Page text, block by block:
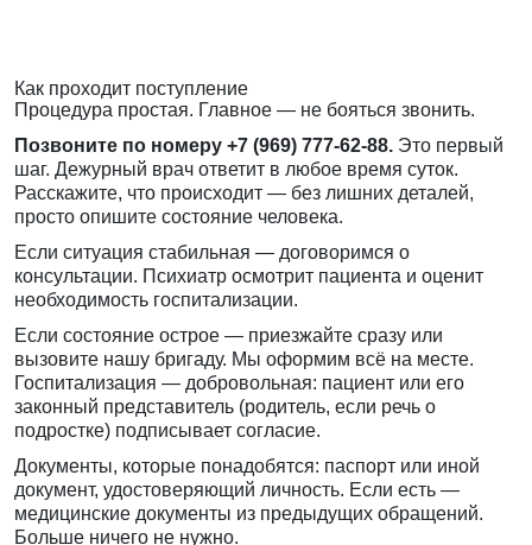
Как проходит поступление
Процедура простая. Главное — не бояться звонить.
Позвоните по номеру +7 (969) 777-62-88. Это первый
шаг. Дежурный врач ответит в любое время суток.
Расскажите, что происходит — без лишних деталей,
просто опишите состояние человека.
Если ситуация стабильная — договоримся о
консультации. Психиатр осмотрит пациента и оценит
необходимость госпитализации.
Если состояние острое — приезжайте сразу или
вызовите нашу бригаду. Мы оформим всё на месте.
Госпитализация — добровольная: пациент или его
законный представитель (родитель, если речь о
подростке) подписывает согласие.
Документы, которые понадобятся: паспорт или иной
документ, удостоверяющий личность. Если есть —
медицинские документы из предыдущих обращений.
Больше ничего не нужно.